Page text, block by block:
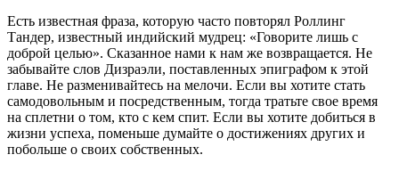
Есть известная фраза, которую часто повторял Роллинг
Тандер, известный индийский мудрец: «Говорите лишь с
доброй целью». Сказанное нами к нам же возвращается. Не
забывайте слов Дизраэли, поставленных эпиграфом к этой
главе. Не разменивайтесь на мелочи. Если вы хотите стать
самодовольным и посредственным, тогда тратьте свое время
на сплетни о том, кто с кем спит. Если вы хотите добиться в
жизни успеха, поменьше думайте о достижениях других и
побольше о своих собственных.